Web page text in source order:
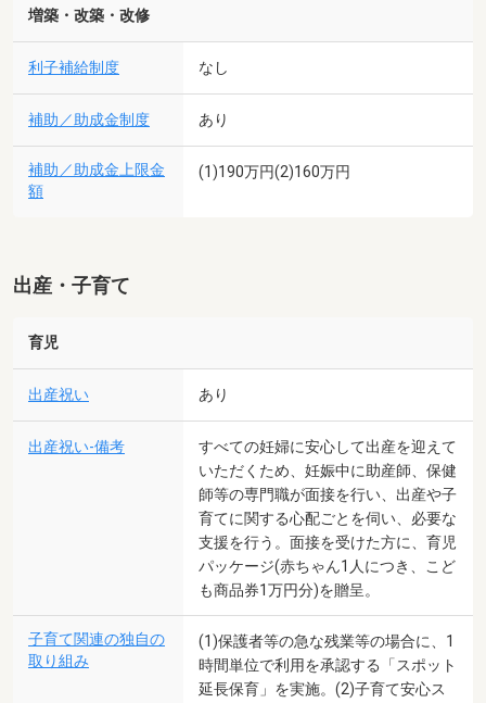
増築・改築・改修
利子補給制度 なし
補助／助成金制度 あり
補助／助成金上限金
額
(1)190万円(2)160万円
出産・子育て
育児
出産祝い あり
出産祝い-備考
すべての妊婦に安心して出産を迎えて
いただくため、妊娠中に助産師、保健
師等の専門職が面接を行い、出産や子
育てに関する心配ごとを伺い、必要な
支援を行う。面接を受けた方に、育児
パッケージ(赤ちゃん1人につき、こど
も商品券1万円分)を贈呈。
子育て関連の独自の
取り組み
(1)保護者等の急な残業等の場合に、1
時間単位で利用を承認する「スポット
延長保育」を実施。(2)子育て安心ス